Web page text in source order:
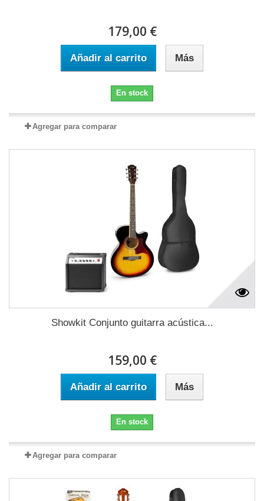
179,00 €
Añadir al carrito Más
En stock
Agregar para comparar
Showkit Conjunto guitarra acústica...
159,00 €
Añadir al carrito Más
En stock
Agregar para comparar